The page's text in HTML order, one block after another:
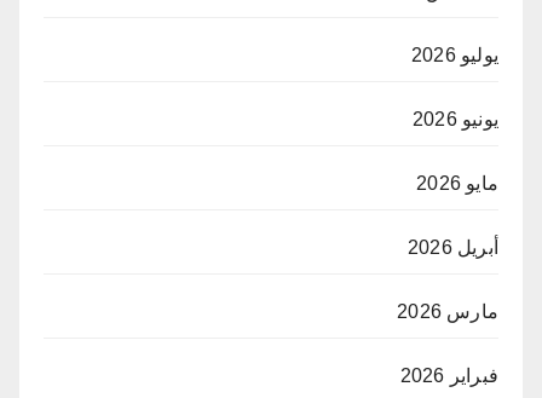
يوليو 2026
يونيو 2026
مايو 2026
أبريل 2026
مارس 2026
فبراير 2026